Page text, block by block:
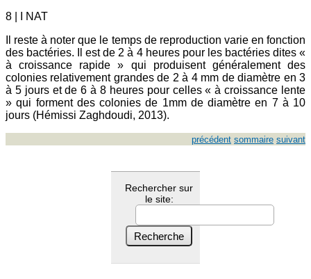
8 | I NAT
Il reste à noter que le temps de reproduction varie en fonction
des bactéries. Il est de 2 à 4 heures pour les bactéries dites «
à croissance rapide » qui produisent généralement des
colonies relativement grandes de 2 à 4 mm de diamètre en 3
à 5 jours et de 6 à 8 heures pour celles « à croissance lente
» qui forment des colonies de 1mm de diamètre en 7 à 10
jours (Hémissi Zaghdoudi, 2013).
précédent sommaire suivant
Rechercher sur
le site: